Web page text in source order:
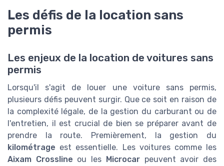
Les défis de la location sans
permis
Les enjeux de la location de voitures sans
permis
Lorsqu'il s'agit de louer une voiture sans permis,
plusieurs défis peuvent surgir. Que ce soit en raison de
la complexité légale, de la gestion du carburant ou de
l'entretien, il est crucial de bien se préparer avant de
prendre la route. Premièrement, la gestion du
kilométrage est essentielle. Les voitures comme les
Aixam Crossline ou les Microcarpeuvent avoir des